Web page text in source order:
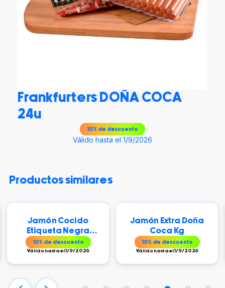
Frankfurters DOÑA COCA
24u
10% de descuento
Válido hasta el 1/9/2026
productos similares
Jamón Cocido
Etiqueta Negra
DOÑA COCA x kg
10% de descuento
Válido hasta el 1/9/2026
Jamón Extra Doña
Coca Kg
10% de descuento
Válido hasta el 1/9/2026